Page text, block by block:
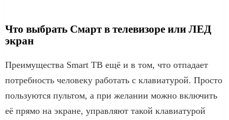
Что выбрать Смарт в телевизоре или ЛЕД
экран
Преимущества Smart ТВ ещё и в том, что отпадает
потребность человеку работать с клавиатурой. Просто
пользуются пультом, а при желании можно включить
её прямо на экране, управляют такой клавиатурой